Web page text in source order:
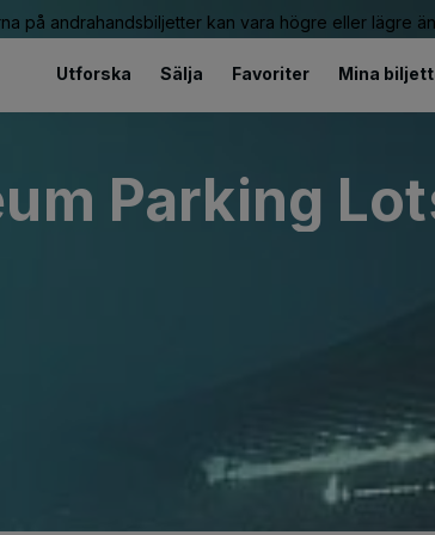
på andrahandsbiljetter kan vara högre eller lägre
Utforska Sälja Favoriter Mina
Parking